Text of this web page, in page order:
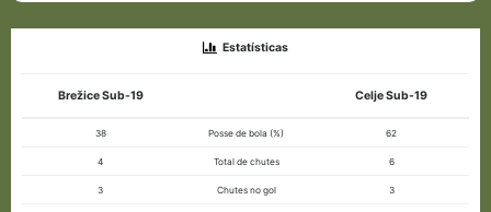
Estatísticas
Brežice Sub-19 Celje Sub-19
38 Posse de bola (%) 62
4 Total de chutes 6
3 Chutes no gol 3